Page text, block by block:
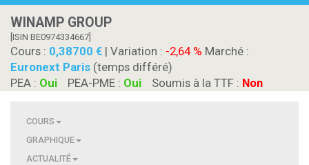
WINAMP GROUP
[ISIN BE0974334667]
Cours : 0,38700 | Variation : -2,64 % Marché :
Euronext Paris (temps différé)
PEA : Oui PEA-PME : Oui Soumis à la TTF : Non
COURS
GRAPHIQUE
ACTUALITÉ